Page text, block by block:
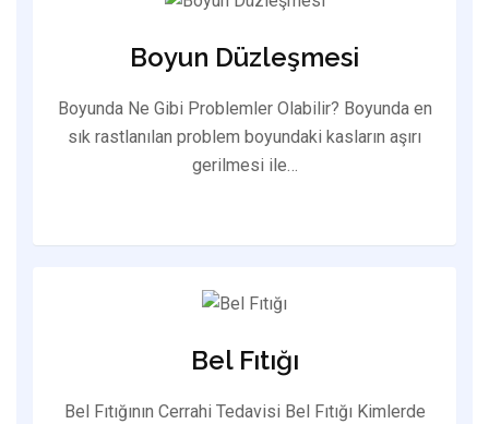
Boyun Düzleşmesi
Boyunda Ne Gibi Problemler Olabilir? Boyunda en
sık rastlanılan problem boyundaki kasların aşırı
gerilmesi ile…
Bel Fıtığı
Bel Fıtığının Cerrahi Tedavisi Bel Fıtığı Kimlerde